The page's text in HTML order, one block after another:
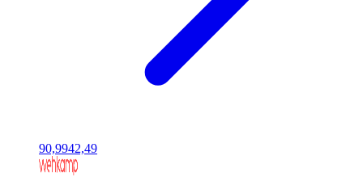
90,9942,49